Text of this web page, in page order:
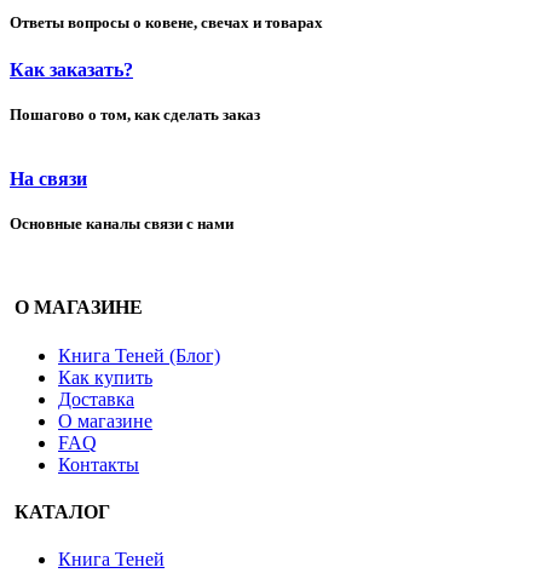
Ответы вопросы о ковене, свечах и товарах
Как заказать?
Пошагово о том, как сделать заказ
На связи
Основные каналы связи с нами
О МАГАЗИНЕ
Книга Теней (Блог)
Как купить
Доставка
О магазине
FAQ
Контакты
КАТАЛОГ
Книга Теней